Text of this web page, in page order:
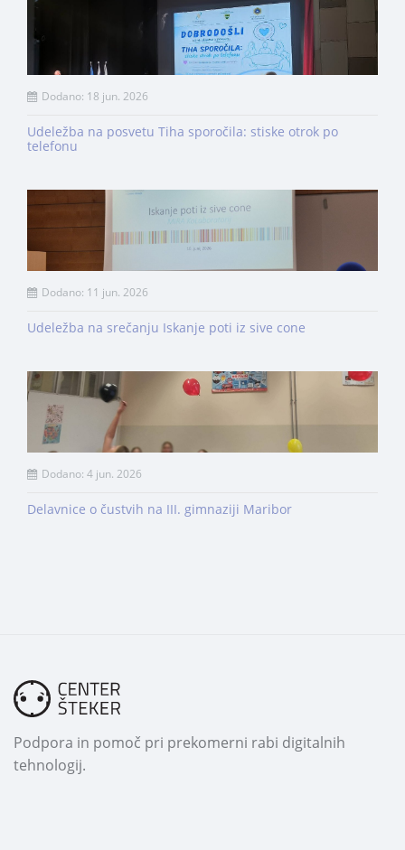
Dodano: 18 jun. 2026
Udeležba na posvetu Tiha sporočila: stiske otrok po
telefonu
Dodano: 11 jun. 2026
Udeležba na srečanju Iskanje poti iz sive cone
Dodano: 4 jun. 2026
Delavnice o čustvih na III. gimnaziji Maribor
Podpora in pomoč pri prekomerni rabi digitalnih
tehnologij.